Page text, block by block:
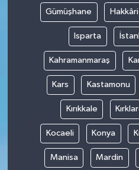
Gümüşhane Hakkâri
Isparta
Kahramanmaraş
Kars Kastamonu
Kırıkkale
Kocaeli Konya
Manisa Mardin